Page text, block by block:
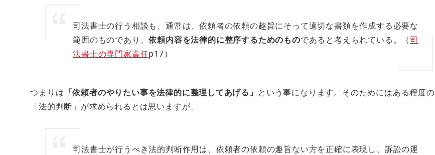
司法書士の行う相談も、通常は、依頼者の依頼の趣旨にそって適切な書類を作成する必要な
範囲のものであり、依頼内容を法律的に整序するためのものであると考えられている。（司
法書士の専門家責任p17）
つまりは 「依頼者のやりたい事を法律的に整理してあげる」 という事になります。そのためにはある程度の
「法的判断」が求められるとは思いますが、
司法書士が行うべき法的判断作用は、依頼者の依頼の趣旨ない方を正確に表現し、訴訟の運